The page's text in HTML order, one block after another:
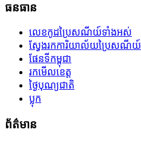
ធនធាន
លេខកូដប្រៃសណីយ៍ទាំងអស់
ស្វែងរកការិយាល័យប្រៃសណីយ៍
ផែនទីកម្ពុជា
រកមើលខេត្ត
ថ្ងៃបុណ្យជាតិ
ប្លុក
ព័ត៌មាន